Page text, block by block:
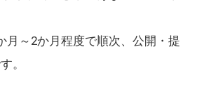
月～2か月程度で順次、公開・提
。